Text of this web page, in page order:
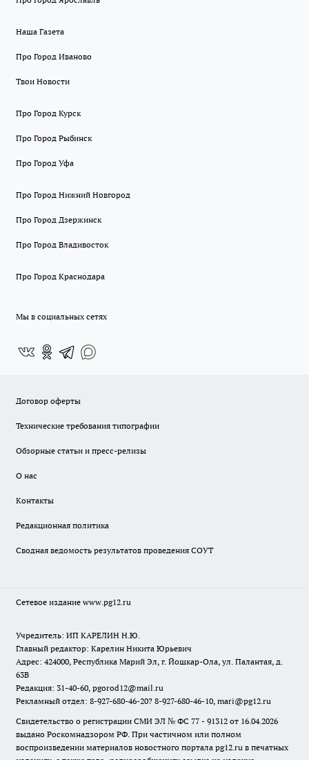
Наша Газета
Про Город Иваново
Твои Новости
Про Город Курск
Про Город Рыбинск
Про Город Уфа
Про Город Нижний Новгород
Про Город Дзержинск
Про Город Владивосток
Про Город Краснодара
Мы в социальных сетях
Договор оферты
Технические требования типографии
Обзорные статьи и пресс-релизы
О нас
Контакты
Редакционная политика
Сводная ведомость результатов проведения СОУТ
Сетевое издание www.pg12.ru
Учредитель: ИП КАРЕЛИН Н.Ю.
Главный редактор: Карелин Никита Юрьевич
Адрес: 424000, Республика Марий Эл, г. Йошкар-Ола, ул. Палантая, д.
63В
Редакция: 31-40-60, pgorod12@mail.ru
Рекламный отдел: 8-927-680-46-20? 8-927-680-46-10, mari@pg12.ru
Свидетельство о регистрации СМИ ЭЛ № ФС 77 - 91312 от 16.04.2026
выдано Роскомнадзором РФ. При частичном или полном
воспроизведении материалов новостного портала pg12.ru в печатных